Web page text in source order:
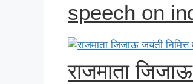
speech on
राजमाता